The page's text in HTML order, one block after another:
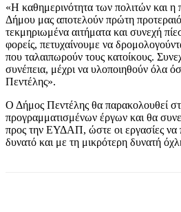
«Η καθημερινότητα των πολιτών και
Δήμου μας αποτελούν πρώτη
τεκμηριωμένα αιτήματα και συνεχή
φορείς, πετυχαίνουμε να
που ταλαιπωρούν τους κατοίκους.
συνέπεια, μέχρι να υλοποιηθούν όλα
Πεντέλης».
Ο Δήμος Πεντέλης θα παρακολουθεί
προγραμματισμένων έργων και θα
προς την ΕΥΔΑΠ, ώστε οι εργασίες να
δυνατό και με τη μικρότερη δυνατή